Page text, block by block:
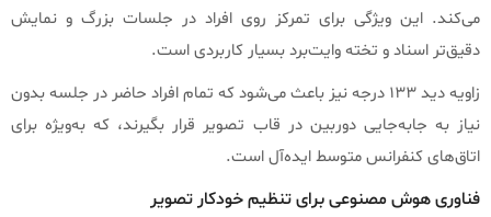
می‌کند. این ویژگی برای تمرکز روی افراد در جلسات بزرگ و نمایش
دقیق‌تر اسناد و تخته وایت‌برد بسیار کاربردی است.
زاویه دید ۱۳۳ درجه نیز باعث می‌شود که تمام افراد حاضر در جلسه بدون
نیاز به جابه‌جایی دوربین در قاب تصویر قرار بگیرند، که به‌ویژه برای
اتاق‌های کنفرانس متوسط ایده‌آل است.
فناوری هوش مصنوعی برای تنظیم خودکار تصویر